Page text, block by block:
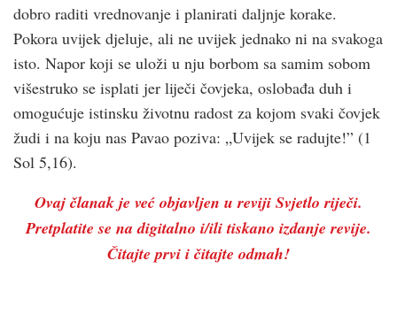
dobro raditi vrednovanje i planirati daljnje korake.
Pokora uvijek djeluje, ali ne uvijek jednako ni na svakoga
isto. Napor koji se uloži u nju borbom sa samim sobom
višestruko se isplati jer liječi čovjeka, oslobađa duh i
omogućuje istinsku životnu radost za kojom svaki čovjek
žudi i na koju nas Pavao poziva: „Uvijek se radujte!” (1
Sol 5,16).
Ovaj članak je već objavljen u reviji Svjetlo riječi.
Pretplatite se na digitalno i/ili tiskano izdanje revije.
Čitajte prvi i čitajte odmah!